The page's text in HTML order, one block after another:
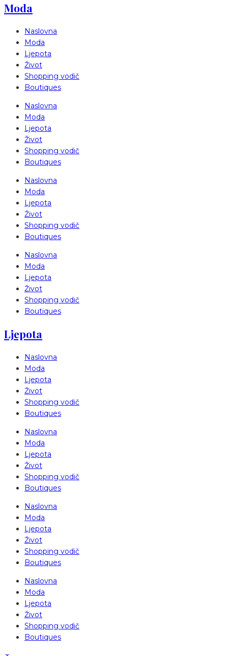
Moda
Naslovna
Moda
Ljepota
Život
Shopping vodič
Boutiques
Naslovna
Moda
Ljepota
Život
Shopping vodič
Boutiques
Naslovna
Moda
Ljepota
Život
Shopping vodič
Boutiques
Naslovna
Moda
Ljepota
Život
Shopping vodič
Boutiques
Ljepota
Naslovna
Moda
Ljepota
Život
Shopping vodič
Boutiques
Naslovna
Moda
Ljepota
Život
Shopping vodič
Boutiques
Naslovna
Moda
Ljepota
Život
Shopping vodič
Boutiques
Naslovna
Moda
Ljepota
Život
Shopping vodič
Boutiques